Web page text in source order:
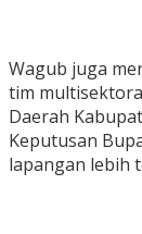
Wagub juga
tim
Daerah
Keputusan
lapangan lebih